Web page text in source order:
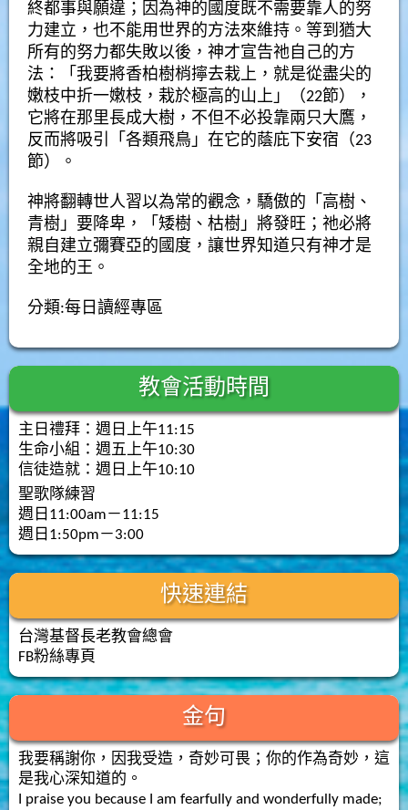
終都事與願違；因為神的國度既不需要靠人的努
力建立，也不能用世界的方法來維持。等到猶大
所有的努力都失敗以後，神才宣告祂自己的方
法：「我要將香柏樹梢擰去栽上，就是從盡尖的
嫩枝中折一嫩枝，栽於極高的山上」（22節），
它將在那里長成大樹，不但不必投靠兩只大鷹，
反而將吸引「各類飛鳥」在它的蔭庇下安宿（23
節）。
神將翻轉世人習以為常的觀念，驕傲的「高樹、
青樹」要降卑，「矮樹、枯樹」將發旺；祂必將
親自建立彌賽亞的國度，讓世界知道只有神才是
全地的王。
分類:每日讀經專區
教會活動時間
主日禮拜：週日上午11:15
生命小組：週五上午10:30
信徒造就：週日上午10:10
聖歌隊練習
週日11:00am－11:15
週日1:50pm－3:00
快速連結
台灣基督長老教會總會
FB粉絲專頁
金句
我要稱謝你，因我受造，奇妙可畏；你的作為奇妙，這
是我心深知道的。
I praise you because I am fearfully and wonderfully made;